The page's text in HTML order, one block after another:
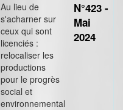
Au lieu de
s'acharner sur
ceux qui sont
licenciés :
relocaliser les
productions
pour le progrès
social et
environnemental
N°423 -
Mai
2024